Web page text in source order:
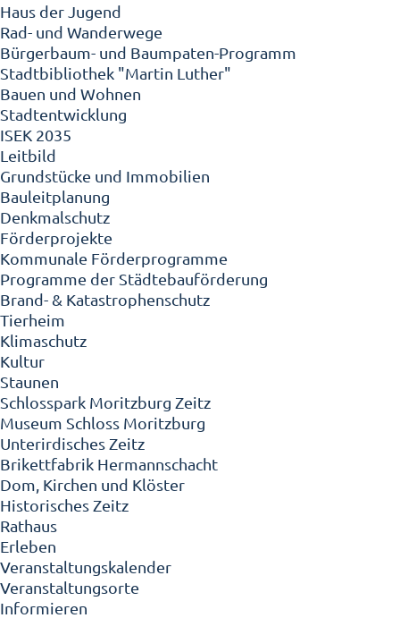
Haus der Jugend
Rad- und Wanderwege
Bürgerbaum- und Baumpaten-Programm
Stadtbibliothek "Martin Luther"
Bauen und Wohnen
Stadtentwicklung
ISEK 2035
Leitbild
Grundstücke und Immobilien
Bauleitplanung
Denkmalschutz
Förderprojekte
Kommunale Förderprogramme
Programme der Städtebauförderung
Brand- & Katastrophenschutz
Tierheim
Klimaschutz
Kultur
Staunen
Schlosspark Moritzburg Zeitz
Museum Schloss Moritzburg
Unterirdisches Zeitz
Brikettfabrik Hermannschacht
Dom, Kirchen und Klöster
Historisches Zeitz
Rathaus
Erleben
Veranstaltungskalender
Veranstaltungsorte
Informieren